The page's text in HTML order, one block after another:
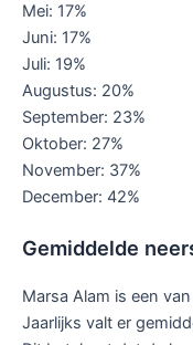
Mei: 17%
Juni: 17%
Juli: 19%
Augustus: 20%
September: 23%
Oktober: 27%
November: 37%
December: 42%
Gemiddelde
Marsa Alam is een
Jaarlijks valt er